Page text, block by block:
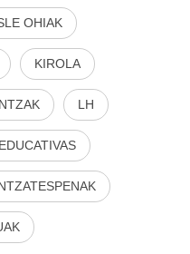
OHIAK
KIROLA
LH